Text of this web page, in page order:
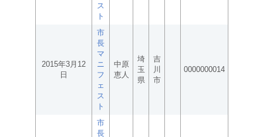
ス
ト
2015年3月12
日
市
長
マ
ニ
フ
ェ
ス
ト
中原
恵人
埼
玉
県
吉
川
市
0000000014
市
長